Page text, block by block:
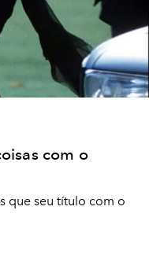
com o
que seu título com o